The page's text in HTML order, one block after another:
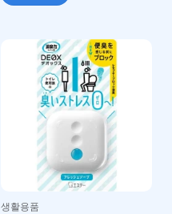
생활용품